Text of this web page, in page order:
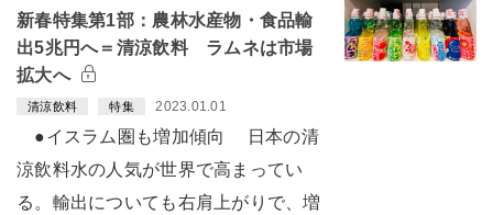
新春特集第1部：農林水産物・食品輸
出5兆円へ＝清涼飲料 ラムネは市場
拡大へ
清涼飲料 特集 2023.01.01
●イスラム圏も増加傾向 日本の清
涼飲料水の人気が世界で高まってい
る。輸出についても右肩上がりで、増